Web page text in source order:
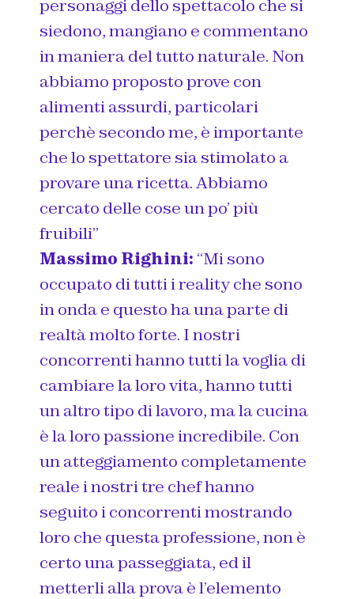
personaggi dello spettacolo che si
siedono, mangiano e commentano
in maniera del tutto naturale. Non
abbiamo proposto prove con
alimenti assurdi, particolari
perchè secondo me, è importante
che lo spettatore sia stimolato a
provare una ricetta. Abbiamo
cercato delle cose un po’ più
fruibili”
Massimo Righini: “Mi sono
occupato di tutti i reality che sono
in onda e questo ha una parte di
realtà molto forte. I nostri
concorrenti hanno tutti la voglia di
cambiare la loro vita, hanno tutti
un altro tipo di lavoro, ma la cucina
è la loro passione incredibile. Con
un atteggiamento completamente
reale i nostri tre chef hanno
seguito i concorrenti mostrando
loro che questa professione, non è
certo una passeggiata, ed il
metterli alla prova è l’elemento